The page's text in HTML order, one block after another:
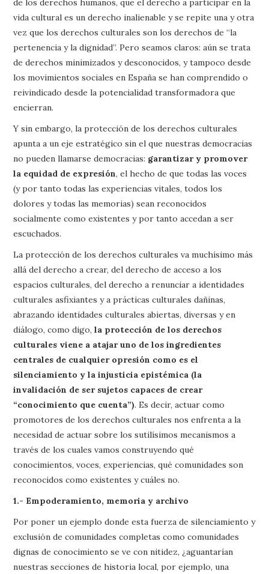
vida cultural es un derecho inalienable y se repite una y otra
vez que los derechos culturales son los derechos de “la
pertenencia y la dignidad”. Pero seamos claros: aún se trata
de derechos minimizados y desconocidos, y tampoco desde
los movimientos sociales en España se han comprendido o
reivindicado desde la potencialidad transformadora que
encierran.
Y sin embargo, la protección de los derechos culturales
apunta a un eje estratégico sin el que nuestras democracias
no pueden llamarse democracias: garantizar y promover
la equidad de expresión, el hecho de que todas las voces
(y por tanto todas las experiencias vitales, todos los
dolores y todas las memorias) sean reconocidos
socialmente como existentes y por tanto accedan a ser
escuchados.
La protección de los derechos culturales va muchísimo más
allá del derecho a crear, del derecho de acceso a los
espacios culturales, del derecho a renunciar a identidades
culturales asfixiantes y a prácticas culturales dañinas,
abrazando identidades culturales abiertas, diversas y en
diálogo, como digo,la protección de los derechos
culturales viene a atajar uno de los ingredientes
centrales de cualquier opresión como es el
silenciamiento y la injusticia epistémica (la
invalidación de ser sujetos capaces de crear
“conocimiento que cuenta”). Es decir, actuar como
promotores de los derechos culturales nos enfrenta a la
necesidad de actuar sobre los sutilísimos mecanismos a
través de los cuales vamos construyendo qué
conocimientos, voces, experiencias, qué comunidades son
reconocidos como existentes y cuáles no.
1.- Empoderamiento, memoria y archivo
Por poner un ejemplo donde esta fuerza de silenciamiento y
exclusión de comunidades completas como comunidades
dignas de conocimiento se ve con nitidez, ¿aguantarían
nuestras secciones de historia local, por ejemplo, una